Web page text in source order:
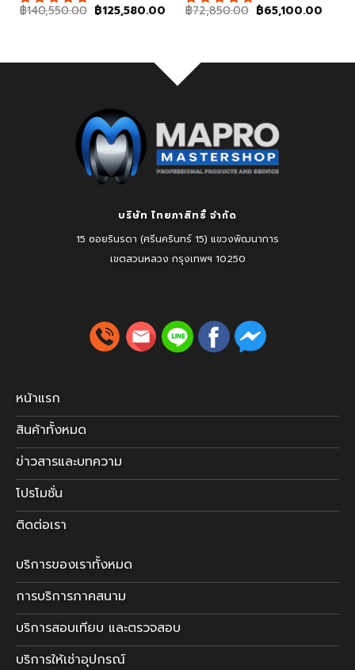
฿140,550.00 Original
price
฿125,580.00Current
price
฿72,850.00 Original
price
฿65,100.00
บริษัท ไทยภาสิทธิ์ จำกัด
15 ซอยรินรดา (ศรีนครินทร์ 15) แขวงพัฒนาการ
เขตสวนหลวง กรุงเทพฯ 10250
หน้าแรก
สินค้าทั้งหมด
ข่าวสารและบทความ
โปรโมชั่น
ติดต่อเรา
บริการของเราทั้งหมด
การบริการภาคสนาม
บริการสอบเทียบ และตรวจสอบ
บริการให้เช่าอุปกรณ์